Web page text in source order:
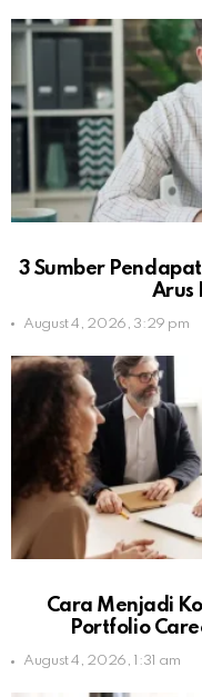
3 Sumber
Arus
August 4, 2026, 3:29 pm
Cara Menjadi
Portfolio
August 4, 2026, 1:31 am